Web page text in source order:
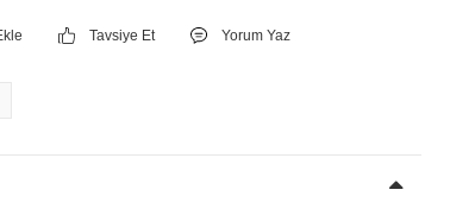
Tavsiye Et Yorum Yaz